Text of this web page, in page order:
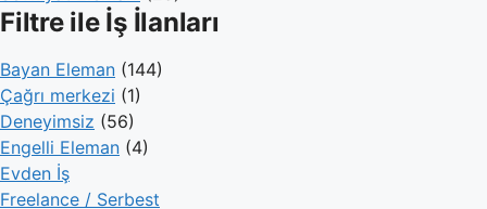
Filtre ile İş İlanları
Bayan Eleman (144)
Çağrı merkezi (1)
Deneyimsiz (56)
Engelli Eleman (4)
Evden İş
Freelance / Serbest